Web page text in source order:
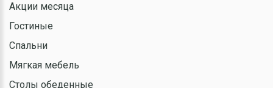
Акции месяца
Гостиные
Спальни
Мягкая мебель
Столы обеденные